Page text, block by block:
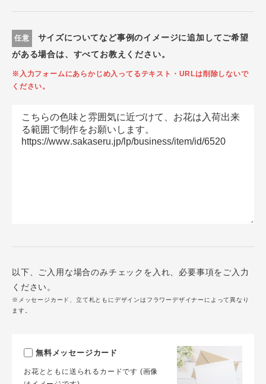
任意
サイズについてなど事例のイメージに追加してご希望
がある場合は、すべてお教えください。
※入力フォームにあらかじめ入ってるテキスト・URLは削除しないで
ください。
以下、ご入用な場合のみチェックを入れ、必要事項をご入力
ください。
※メッセージカード、立て札ともにデザインはフラワーデザイナーによって異なり
ます。
無料メッセージカード
お花とともに送られるカードです (画像